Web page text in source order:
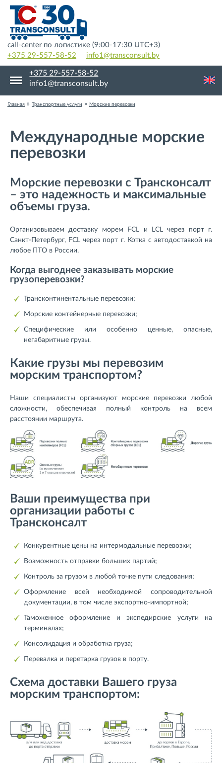
call-center по логистике (9:00-17:30 UTC+3)
+375 29-557-58-52
info1@transconsult.by
+375 29-557-58-52
info1@transconsult.by
Главная » Транспортные услуги » Морские перевозки
Международные морские
перевозки
Морские перевозки с Трансконсалт
– это надежность и максимальные
объемы груза.
Организовываем доставку морем FCL и LCL через порт г.
Санкт-Петербург, FCL через порт г. Котка с автодоставкой на
любое ПТО в России.
Когда выгоднее заказывать морские
грузоперевозки?
Трансконтинентальные перевозки;
Морские контейнерные перевозки;
Специфические или особенно ценные, опасные,
негабаритные грузы.
Какие грузы мы перевозим
морским транспортом?
Наши специалисты организуют морские перевозки любой
сложности, обеспечивая полный контроль на всем
расстоянии маршрута.
Ваши преимущества при
организации работы с
Трансконсалт
Конкурентные цены на интермодальные перевозки;
Возможность отправки больших партий;
Контроль за грузом в любой точке пути следования;
Оформление всей необходимой сопроводительной
документации, в том числе экспортно-импортной;
Таможенное оформление и экспедирские услуги на
терминалах;
Консолидация и обработка груза;
Перевалка и перетарка грузов в порту.
Схема доставки Вашего груза
морским транспортом: